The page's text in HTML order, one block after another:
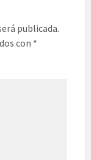
publicada.
con *